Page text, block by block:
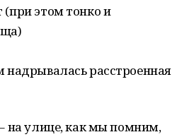
(при этом тонко и
надрывалась расстроенная
на улице, как мы помним,